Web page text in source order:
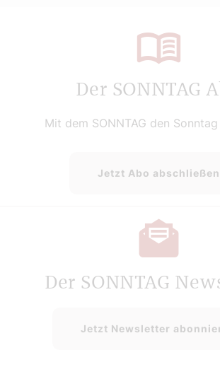
Der SONNTAG
Mit dem SONNTAG den
Jetzt Abo abschließen
Der SONNTAG
Jetzt Newsletter